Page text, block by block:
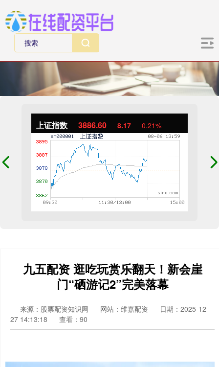
上证指数 3886.60 8.17 0.21%
九五配资 逛吃玩赏乐翻天！新会崖
门“硒游记2”完美落幕
来源：股票配资知识网 网站：维嘉配资
日期：2025-12-
27 14:13:18
查看：90